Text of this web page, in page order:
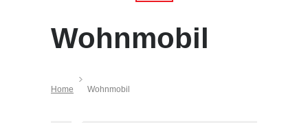
Wohnmobil
Home Wohnmobil